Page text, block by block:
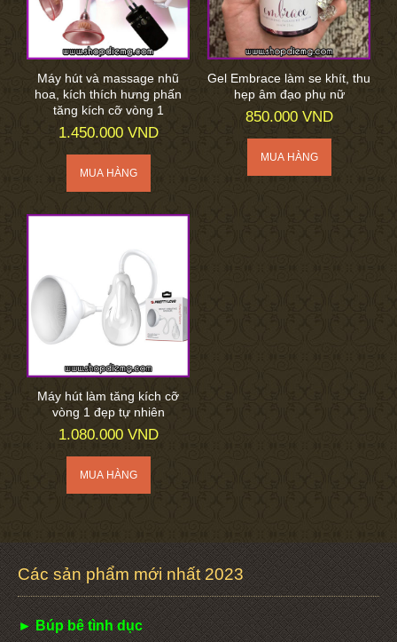
Máy hút và massage nhũ
hoa, kích thích hưng phấn
tăng kích cỡ vòng 1
1.450.000 VND
Gel Embrace làm se khít, thu
hẹp âm đạo phụ nữ
850.000 VND
Máy hút làm tăng kích cỡ
vòng 1 đẹp tự nhiên
1.080.000 VND
Các sản phẩm mới nhất 2023
► Búp bê tình dục